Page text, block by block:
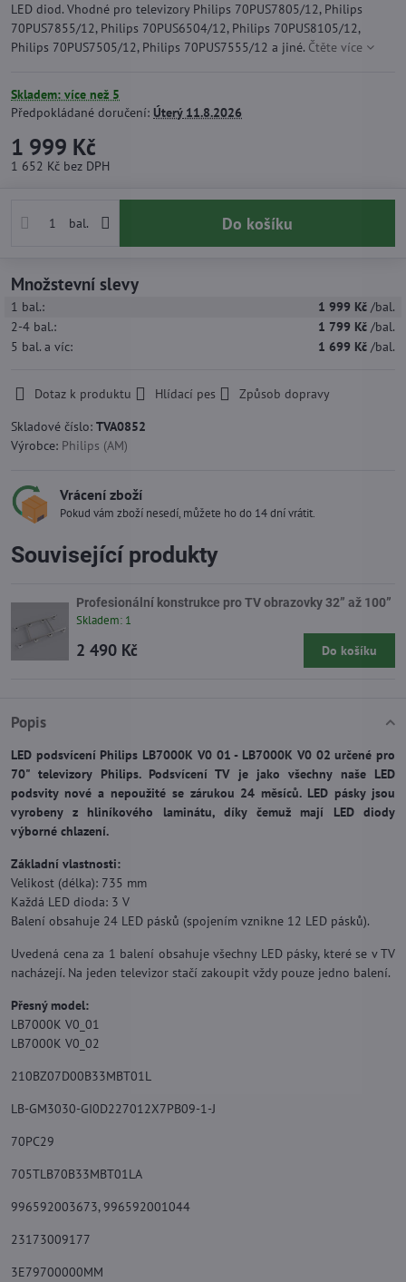
LED diod. Vhodné pro televizory Philips 70PUS7805/12, Philips
70PUS7855/12, Philips 70PUS6504/12, Philips 70PUS8105/12,
Philips 70PUS7505/12, Philips 70PUS7555/12 a jiné. Čtěte více
Skladem: více než 5
Předpokládané doručení: Úterý11.8.2026
1 999 Kč
1 652 Kč bez DPH
bal. Do košíku
Množstevní slevy
1 bal.: 1 999 Kč /bal.
2-4 bal.: 1 799 Kč /bal.
5 bal. a víc: 1 699 Kč /bal.
Dotaz k produktu Hlídací pes
Způsob dopravy
Skladové číslo: TVA0852
Výrobce: Philips (AM)
Vrácení zboží
Pokud vám zboží nesedí, můžete ho do 14 dní vrátit.
Popis
LED podsvícení Philips LB7000K V0 01 - LB7000K V0 02 určené pro
70" televizory Philips. Podsvícení TV je jako všechny naše LED
podsvity nové a nepoužité se zárukou 24 měsíců. LED pásky jsou
vyrobeny z hliníkového laminátu, díky čemuž mají LED diody
výborné chlazení.
Základní vlastnosti:
Velikost (délka): 735 mm
Každá LED dioda: 3 V
Balení obsahuje 24 LED pásků (spojením vznikne 12 LED pásků).
Uvedená cena za 1 balení obsahuje všechny LED pásky, které se v TV
nacházejí. Na jeden televizor stačí zakoupit vždy pouze jedno balení.
Přesný model:
LB7000K V0_01
LB7000K V0_02
210BZ07D00B33MBT01L
LB-GM3030-GI0D227012X7PB09-1-J
70PC29
705TLB70B33MBT01LA
996592003673, 996592001044
23173009177
3E79700000MM
Související produkty
Profesionální konstrukce pro TV obrazovky 32” až 100”
Skladem: 1
2 490 Kč Do košíku